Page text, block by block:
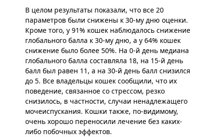
В целом результаты показали, что все 20
параметров были снижены к 30-му дню оценки.
Кроме того, у 91% кошек наблюдалось снижение
глобального балла к 30-му дню, а у 64% кошек
снижение было более 50%. На 0-й день медиана
глобального балла составляла 18, на 15-й день
балл был равен 11, а на 30-й день балл снизился
до 5. Все владельцы кошек сообщили, что их
поведение, связанное со стрессом, резко
снизилось, в частности, случаи ненадлежащего
мочеиспускания. Кошки также, по-видимому,
очень хорошо переносили лечение без каких-
либо побочных эффектов.